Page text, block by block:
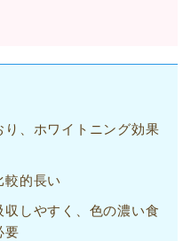
、ホワイトニング効果
較的長い
しやすく、色の濃い食
要